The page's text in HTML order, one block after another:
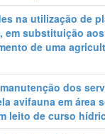
na utilização de
em substituição
de uma
dos
avifauna em área
leito de curso